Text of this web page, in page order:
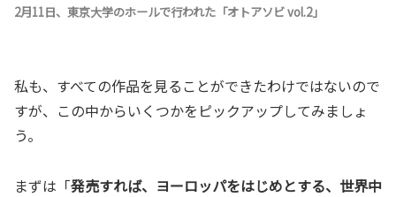
2月11日、東京大学のホールで行われた「オトアソビ vol.2」
私も、すべての作品を見ることができたわけではないので
すが、この中からいくつかをピックアップしてみましょ
う。
まずは「発売すれば、ヨーロッパをはじめとする、世界中